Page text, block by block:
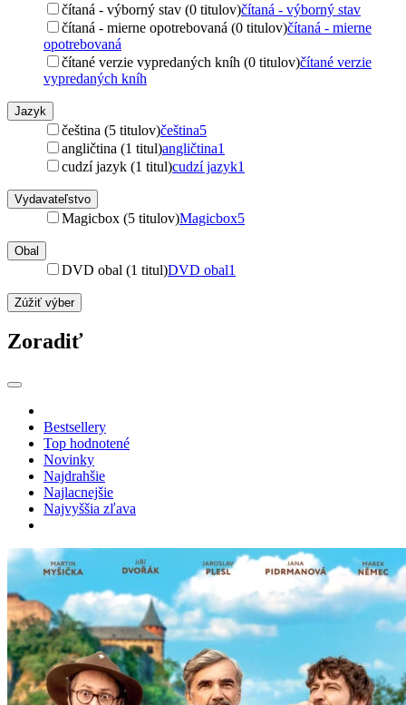
čítaná - výborný stav (0 titulov)čítaná - výborný stav
čítaná - mierne opotrebovaná (0 titulov)čítaná - mierne
opotrebovaná
čítané verzie vypredaných kníh (0 titulov)čítané verzie
vypredaných kníh
Jazyk
čeština (5 titulov)čeština5
angličtina (1 titul)angličtina1
cudzí jazyk (1 titul)cudzí jazyk1
Vydavateľstvo
Magicbox (5 titulov)Magicbox5
Obal
DVD obal (1 titul)DVD obal1
Zúžiť výber
Zoradiť
Bestsellery
Top hodnotené
Novinky
Najdrahšie
Najlacnejšie
Najvyššia zľava